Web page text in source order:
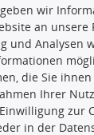
hier
die
nicht
die gesamte
wir
an unsere
und Analysen
die Sie
Ihrer
zur
in der